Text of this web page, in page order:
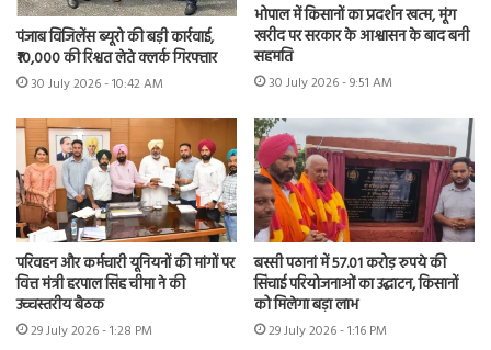
पंजाब विजिलेंस ब्यूरो की बड़ी कार्रवाई,
₹10,000 की रिश्वत लेते क्लर्क गिरफ्तार
30 July 2026 - 10:42 AM
भोपाल में किसानों का प्रदर्शन खत्म, मूंग
खरीद पर सरकार के आश्वासन के बाद बनी
सहमति
30 July 2026 - 9:51 AM
परिवहन और कर्मचारी यूनियनों की मांगों पर
वित्त मंत्री हरपाल सिंह चीमा ने की
उच्चस्तरीय बैठक
29 July 2026 - 1:28 PM
बस्सी पठानां में 57.01 करोड़ रुपये की
सिंचाई परियोजनाओं का उद्घाटन, किसानों
को मिलेगा बड़ा लाभ
29 July 2026 - 1:16 PM